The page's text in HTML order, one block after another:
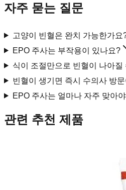
자주 묻는 질문
고양이 빈혈은 완치 가능한가요
EPO 주사는 부작용이 있나요?
식이 조절만으로 빈혈이 나아질
빈혈이 생기면 즉시 수의사 방
EPO 주사는 얼마나 자주 맞아
관련 추천 제품